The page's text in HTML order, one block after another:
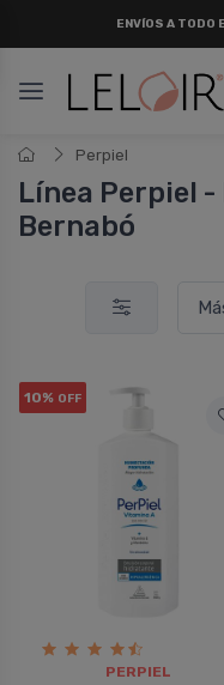
ENVÍOS A TODO
Perpiel
Lí­nea Perpiel
Bernabó
10% OFF
PERPIEL